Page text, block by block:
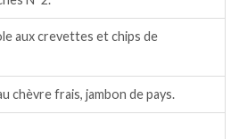
aux crevettes et chips de
chèvre frais, jambon de pays.